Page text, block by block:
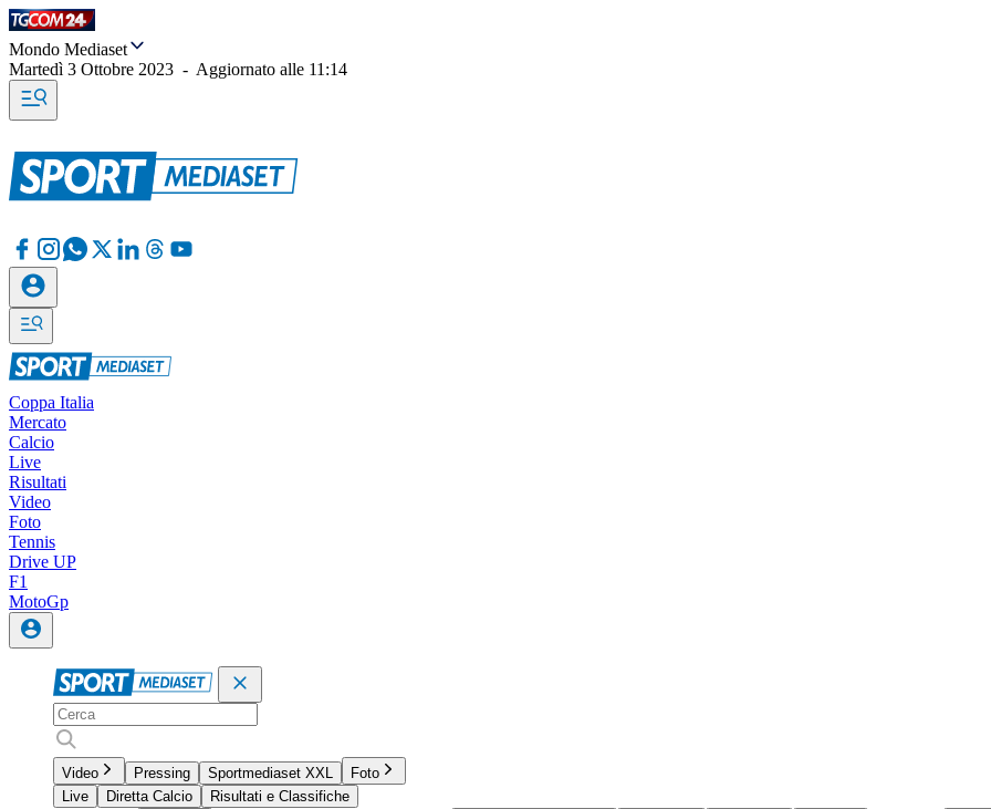
Mondo Mediaset
Martedì 3 Ottobre 2023 - Aggiornato alle 11:14
Coppa Italia
Mercato
Calcio
Live
Risultati
Video
Foto
Tennis
Drive UP
F1
MotoGp
Video Pressing Sportmediaset XXL
Foto
Live
Diretta Calcio
Risultati e Classifiche